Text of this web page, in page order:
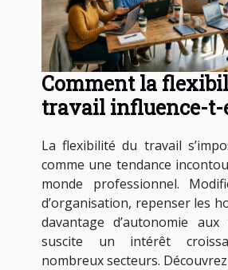
Comment la
travail influence-t-
La flexibilité du travail
comme une tendance
monde professionnel.
d’organisation, repenser les
davantage d’autonomie aux
suscite un intérêt
nombreux secteurs.